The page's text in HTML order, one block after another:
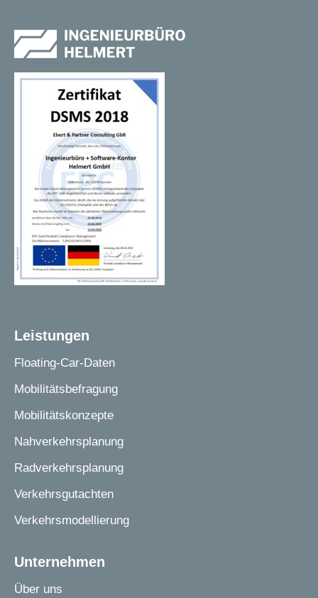
Leistungen
Floating-Car-Daten
Mobilitätsbefragung
Mobilitätskonzepte
Nahverkehrsplanung
Radverkehrsplanung
Verkehrsgutachten
Verkehrsmodellierung
Unternehmen
Über uns